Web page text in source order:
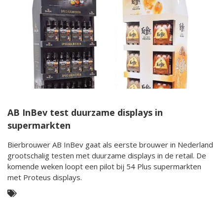
AB InBev test duurzame displays in
supermarkten
Bierbrouwer AB InBev gaat als eerste brouwer in Nederland
grootschalig testen met duurzame displays in de retail. De
komende weken loopt een pilot bij 54 Plus supermarkten
met Proteus displays.